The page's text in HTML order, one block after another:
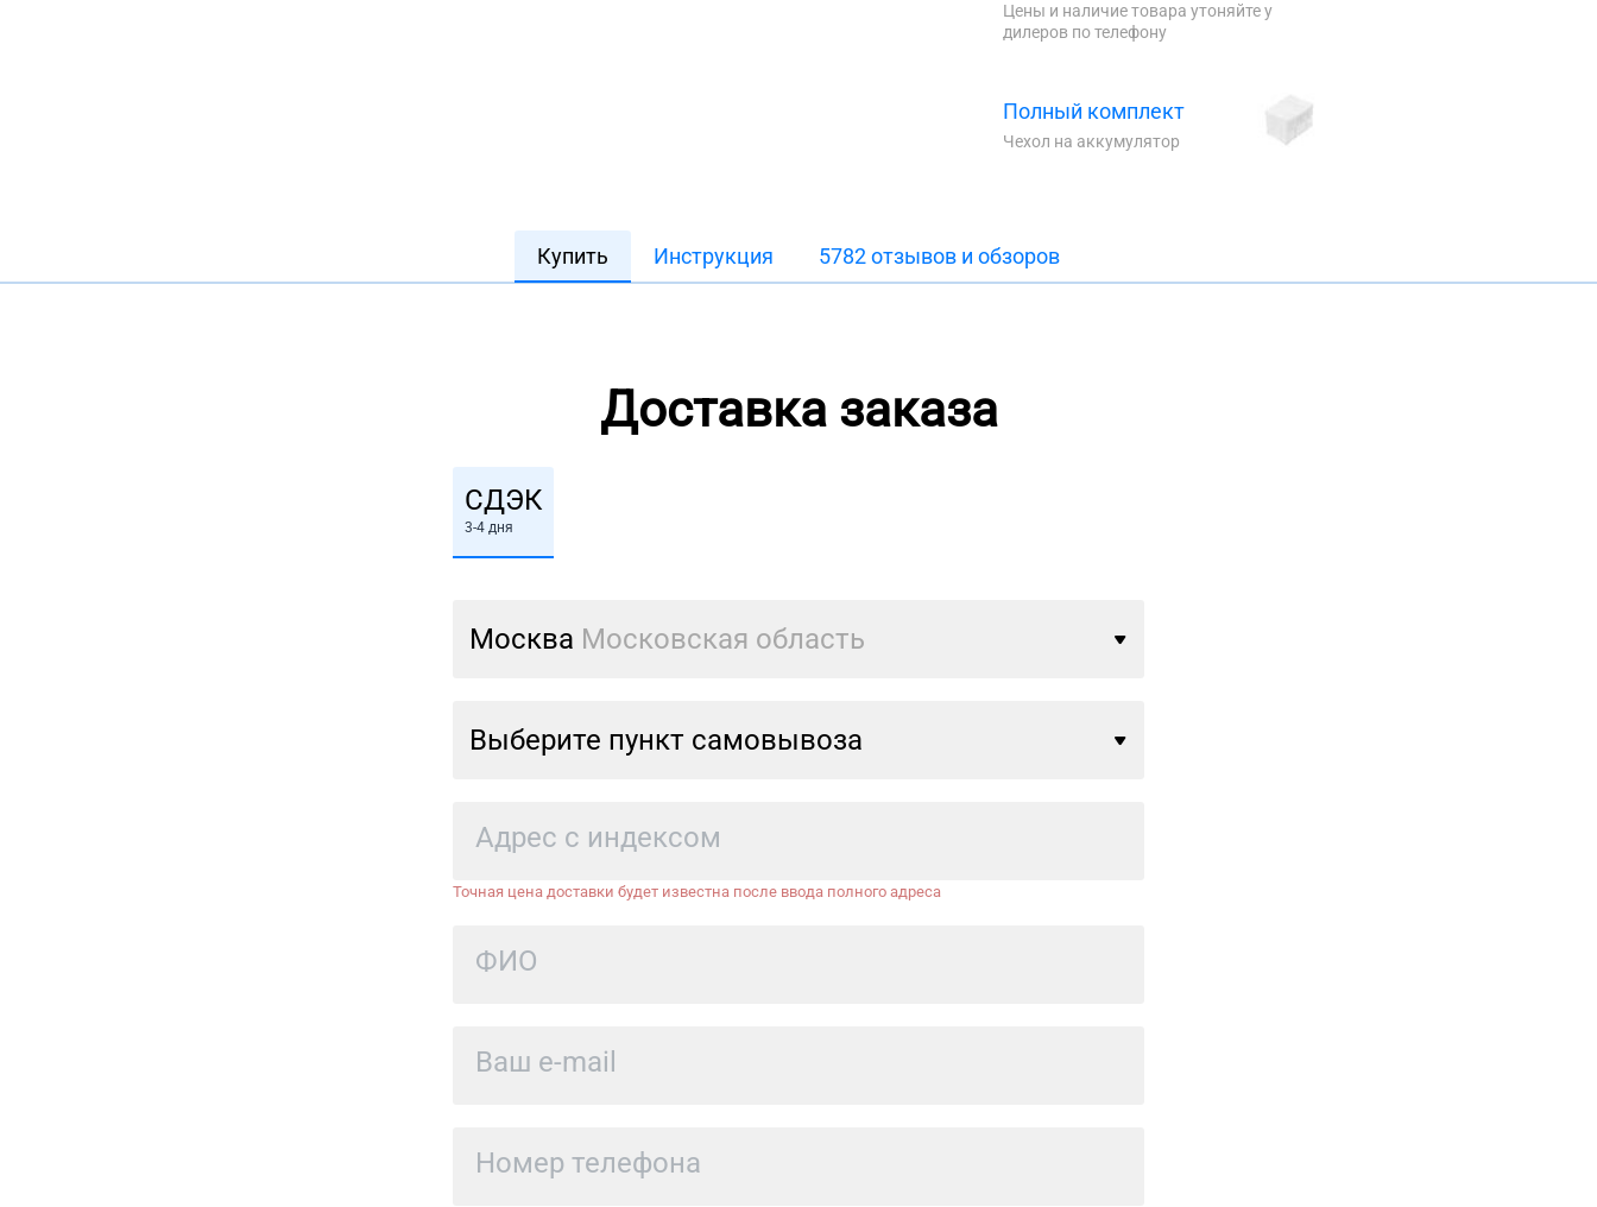
Цены и наличие товара утоняйте у
дилеров по телефону
Полный комплект
Чехол на аккумулятор
Купить Инструкция 5782 отзывов и обзоров
Доставка заказа
СДЭК
3-4 дня
Москва Московская область
Выберите пункт самовывоза
Точная цена доставки будет известна после ввода полного адреса